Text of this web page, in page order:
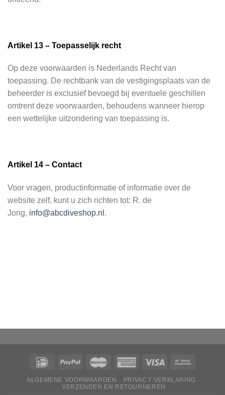
Artikel 13 – Toepasselijk recht
Op deze voorwaarden is Nederlands Recht van
toepassing. De rechtbank van de vestigingsplaats van de
beheerder is exclusief bevoegd bij eventuele geschillen
omtrent deze voorwaarden, behoudens wanneer hierop
een wettelijke uitzondering van toepassing is.
Artikel 14 – Contact
Voor vragen, productinformatie of informatie over de
website zelf, kunt u zich richten tot: R. de
Jong, info@abcdiveshop.nl .
ALGEMENE VOORWAARDEN
PRIVACY VERKLARING
VERZENDEN EN RETOURNEREN